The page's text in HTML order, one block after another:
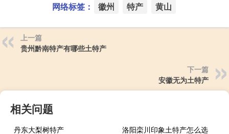
网络标签： 徽州 特产 黄山
上一篇
贵州黔南特产有哪些土特产
下一篇
安徽无为土特产
相关问题
丹东大梨树特产
洛阳栾川印象土特产怎么选